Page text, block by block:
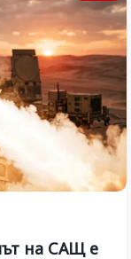
на САЩ е